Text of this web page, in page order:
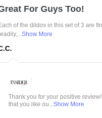
For Guys Too!
of the dildos in this set of 3 are
Show More
:
Thank you for your positive
that you like ou...Show More